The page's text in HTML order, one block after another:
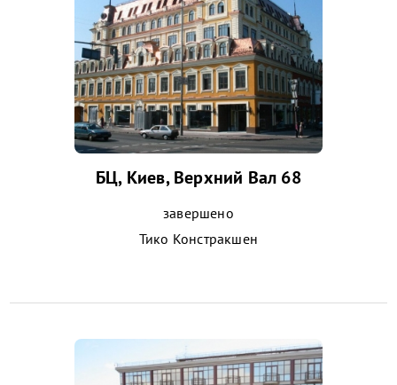
БЦ, Киев, Верхний Вал 68
завершено
Тико Констракшен